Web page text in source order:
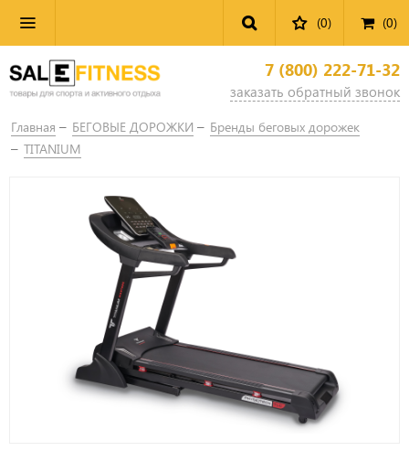
(0) (0)
7 (800) 222-71-32
заказать обратный звонок
Главная БЕГОВЫЕ ДОРОЖКИ
Бренды беговых дорожек
TITANIUM